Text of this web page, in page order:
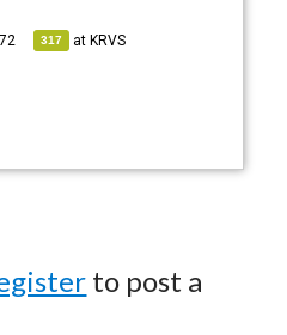
317 atKRVS
to post a